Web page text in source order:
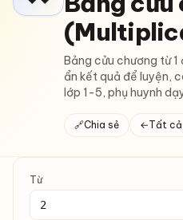
Bảng cửu chương từ
ẩn kết quả để luyện,
lớp 1-5, phụ huynh
🔗Chia sẻ ←Tất
Từ